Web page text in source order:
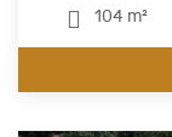
104 m²